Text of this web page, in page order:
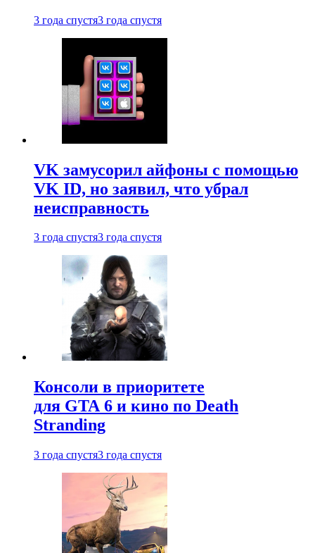
3 года спустя3 года спустя
VK замусорил айфоны с помощью
VK ID, но заявил, что убрал
неисправность
3 года спустя3 года спустя
Консоли в приоритете
для GTA 6 и кино по Death
Stranding
3 года спустя3 года спустя